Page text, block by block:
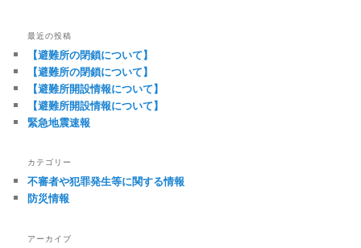
最近の投稿
【避難所の閉鎖について】
【避難所の閉鎖について】
【避難所開設情報について】
【避難所開設情報について】
緊急地震速報
カテゴリー
不審者や犯罪発生等に関する情報
防災情報
アーカイブ